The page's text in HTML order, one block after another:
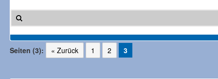
Seiten (3): « Zurück 1 2 3